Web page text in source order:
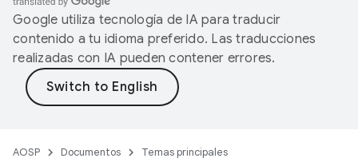
Google utiliza tecnología de IA para traducir
contenido a tu idioma preferido. Las traducciones
realizadas con IA pueden contener errores.
AOSP Documentos Temas principales